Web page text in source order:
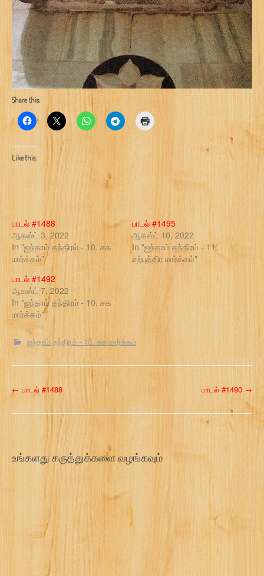
Share this:
Like this:
பாடல் #1488
ஆகஸ்ட் 3, 2022
In "ஐந்தாம் தந்திரம் - 10. சக
மார்க்கம்"
பாடல் #1495
ஆகஸ்ட் 10, 2022
In "ஐந்தாம் தந்திரம் - 11.
சற்புத்திர மார்க்கம்"
பாடல் #1492
ஆகஸ்ட் 7, 2022
In "ஐந்தாம் தந்திரம் - 10. சக
மார்க்கம்"
ஐந்தாம் தந்திரம் - 10. சக மார்க்கம்
P
o
t
← பாடல் #1488 பாடல் #1490 →
உங்களது கருத்துக்களை வழங்கவும்